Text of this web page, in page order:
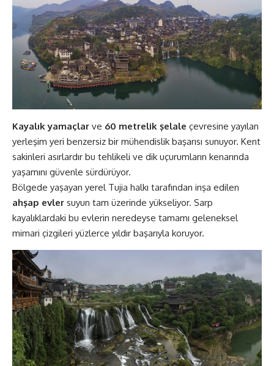
Kayalık yamaçlar ve 60 metrelik şelale çevresine yayılan
yerleşim yeri benzersiz bir mühendislik başarısı sunuyor. Kent
sakinleri asırlardır bu tehlikeli ve dik uçurumların kenarında
yaşamını güvenle sürdürüyor.
Bölgede yaşayan yerel Tujia halkı tarafından inşa edilen
ahşap evler suyun tam üzerinde yükseliyor. Sarp
kayalıklardaki bu evlerin neredeyse tamamı geleneksel
mimari çizgileri yüzlerce yıldır başarıyla koruyor.